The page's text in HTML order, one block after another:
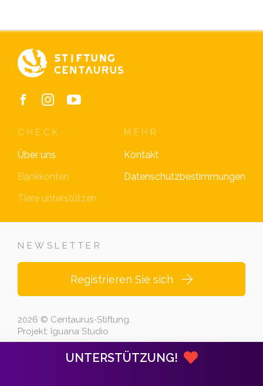
UNTERSTÜTZUNG!
CHECK
Über uns
Bankkonten
Tiere unterstützen
MEHR
Kontakt
Datenschutzbestimmungen
NEWSLETTER
Registrieren Sie sich
2026 © Centaurus-Stiftung.
Projekt: Iguana Studio